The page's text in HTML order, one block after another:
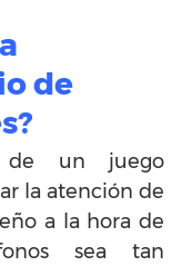
de
de un juego
la atención de
a la hora de
sea tan